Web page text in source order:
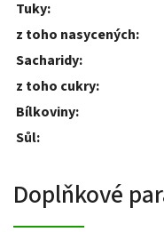
Tuky:
z toho nasycených:
Sacharidy:
z toho cukry:
Bílkoviny:
Sůl:
Doplňkové